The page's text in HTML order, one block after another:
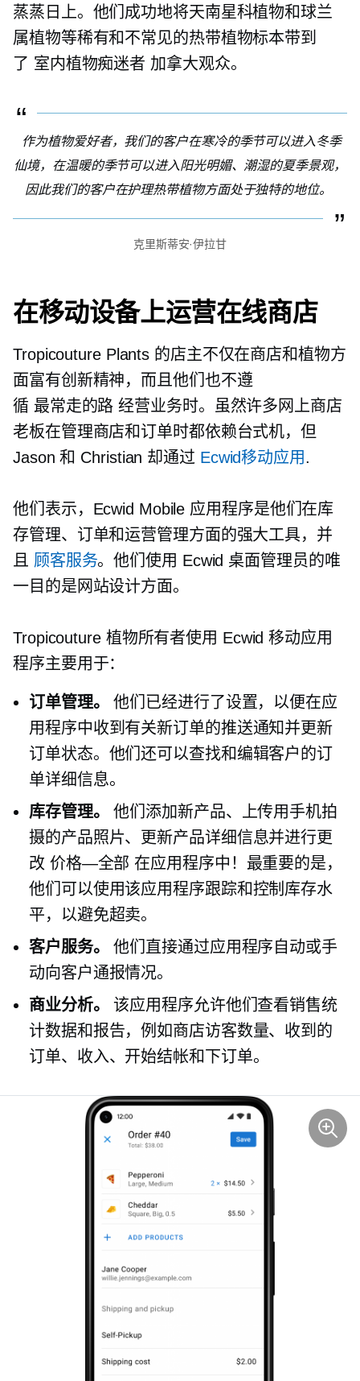
蒸蒸日上。他们成功地将天南星科植物和球兰
属植物等稀有和不常见的热带植物标本带到
了 室内植物痴迷者 加拿大观众。
作为植物爱好者，我们的客户在寒冷的季节可以进入冬季
仙境，在温暖的季节可以进入阳光明媚、潮湿的夏季景观，
因此我们的客户在护理热带植物方面处于独特的地位。
克里斯蒂安·伊拉甘
在移动设备上运营在线商店
Tropicouture Plants 的店主不仅在商店和植物方
面富有创新精神，而且他们也不遵
循 最常走的路 经营业务时。虽然许多网上商店
老板在管理商店和订单时都依赖台式机，但
Jason 和 Christian 却通过 Ecwid移动应用.
他们表示，Ecwid Mobile 应用程序是他们在库
存管理、订单和运营管理方面的强大工具，并
且 顾客服务。他们使用 Ecwid 桌面管理员的唯
一目的是网站设计方面。
Tropicouture 植物所有者使用 Ecwid 移动应用
程序主要用于：
订单管理。
他们已经进行了设置，以便在应
用程序中收到有关新订单的推送通知并更新
订单状态。他们还可以查找和编辑客户的订
单详细信息。
库存管理。
他们添加新产品、上传用手机拍
摄的产品照片、更新产品详细信息并进行更
改 价格—全部 在应用程序中！最重要的是，
他们可以使用该应用程序跟踪和控制库存水
平，以避免超卖。
客户服务。
他们直接通过应用程序自动或手
动向客户通报情况。
商业分析。
该应用程序允许他们查看销售统
计数据和报告，例如商店访客数量、收到的
订单、收入、开始结帐和下订单。